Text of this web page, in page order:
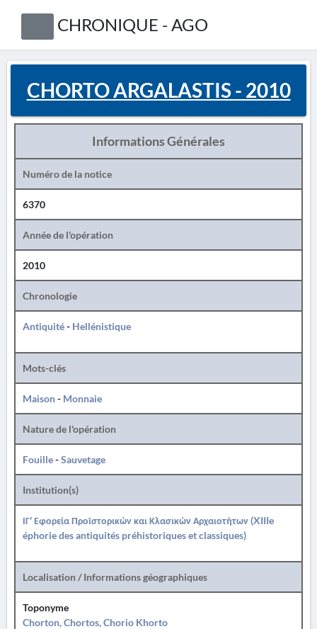
CHRONIQUE - AGO
CHORTO ARGALASTIS - 2010
Informations Générales
Numéro de la notice
6370
Année de l'opération
2010
Chronologie
Antiquité- Hellénistique
Mots-clés
Maison- Monnaie
Nature de l'opération
Fouille-Sauvetage
Institution(s)
ΙΓ' Εφορεία Προϊστορικών και Κλασικών Αρχαιοτήτων (XIIIe
éphorie des antiquités préhistoriques et classiques)
Localisation / Informations géographiques
Toponyme
Chorton, Chortos, Chorio Khorto